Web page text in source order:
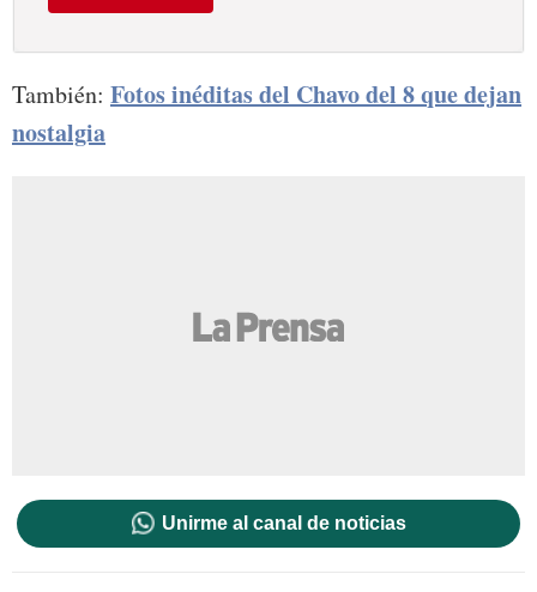
También: Fotos inéditas del Chavo del 8 que dejan
nostalgia
Unirme al canal de noticias